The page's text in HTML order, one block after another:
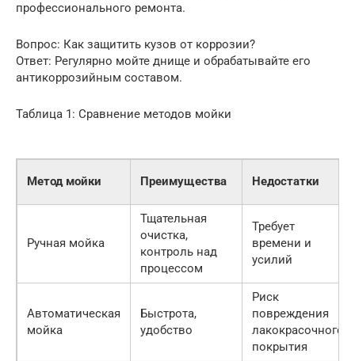
профессионального ремонта.
Вопрос: Как защитить кузов от коррозии?
Ответ: Регулярно мойте днище и обрабатывайте его
антикоррозийным составом.
Таблица 1: Сравнение методов мойки
Метод мойки Преимущества Недостатки
Ручная мойка
Тщательная
очистка,
контроль над
процессом
Требует
времени и
усилий
Автоматическая
мойка
Быстрота,
удобство
Риск
повреждения
лакокрасочного
покрытия